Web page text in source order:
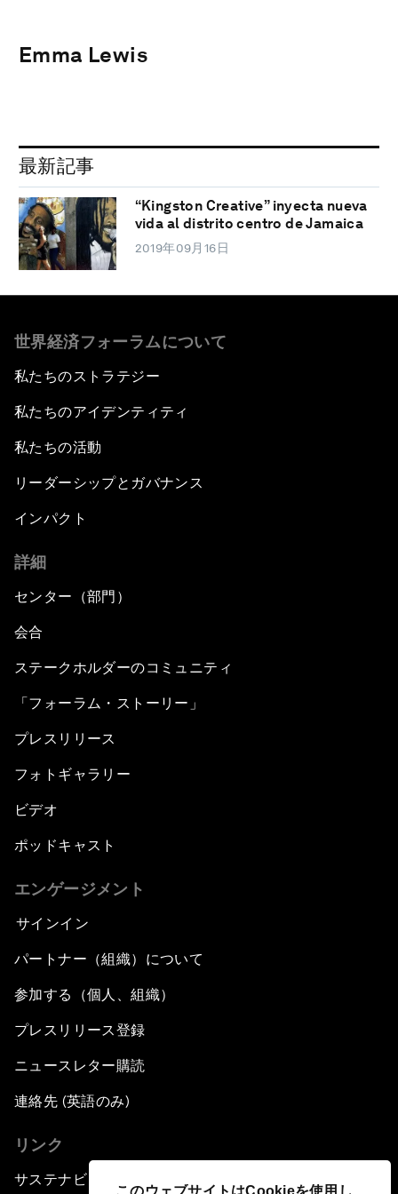
このウェブサイトはCookieを使用し
Emma Lewis
最新記事
“Kingston Creative” inyecta nueva
vida al distrito centro de Jamaica
2019年09月16日
世界経済フォーラムについて
私たちのストラテジー
私たちのアイデンティティ
私たちの活動
リーダーシップとガバナンス
インパクト
詳細
センター（部門）
会合
ステークホルダーのコミュニティ
「フォーラム・ストーリー」
プレスリリース
フォトギャラリー
ビデオ
ポッドキャスト
エンゲージメント
サインイン
パートナー（組織）について
参加する（個人、組織）
プレスリリース登録
ニュースレター購読
連絡先 (英語のみ)
リンク
サステナビリティへの取り組み